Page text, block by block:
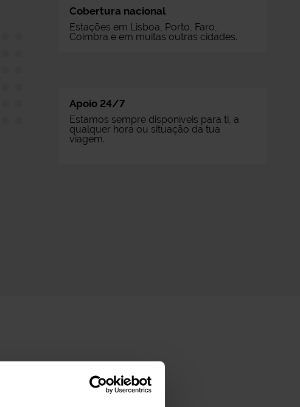
Cobertura nacional
Estações em Lisboa, Porto, Faro,
Coimbra e em muitas outras cidades.
Apoio 24/7
Estamos sempre disponíveis para ti, a
qualquer hora ou situação da tua
viagem.